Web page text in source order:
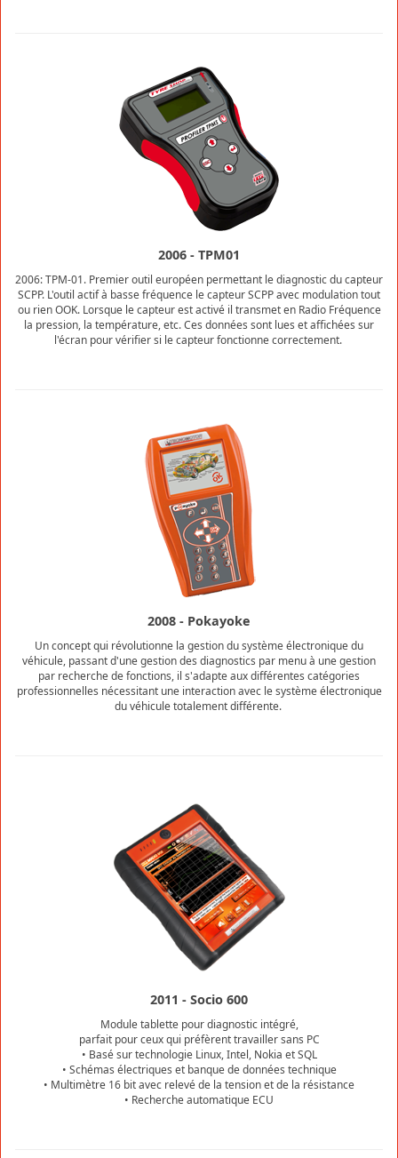
2006 - TPM01
2006: TPM-01. Premier outil européen permettant le diagnostic du capteur
SCPP. L'outil actif à basse fréquence le capteur SCPP avec modulation tout
ou rien OOK. Lorsque le capteur est activé il transmet en Radio Fréquence
la pression, la température, etc. Ces données sont lues et affichées sur
l'écran pour vérifier si le capteur fonctionne correctement.
2008 - Pokayoke
Un concept qui révolutionne la gestion du système électronique du
véhicule, passant d'une gestion des diagnostics par menu à une gestion
par recherche de fonctions, il s'adapte aux différentes catégories
professionnelles nécessitant une interaction avec le système électronique
du véhicule totalement différente.
2011 - Socio 600
Module tablette pour diagnostic intégré,
parfait pour ceux qui préfèrent travailler sans PC
• Basé sur technologie Linux, Intel, Nokia et SQL
• Schémas électriques et banque de données technique
• Multimètre 16 bit avec relevé de la tension et de la résistance
• Recherche automatique ECU